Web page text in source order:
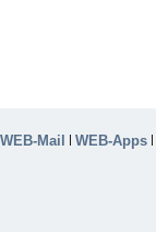
WEB-Mail | WEB-Apps |